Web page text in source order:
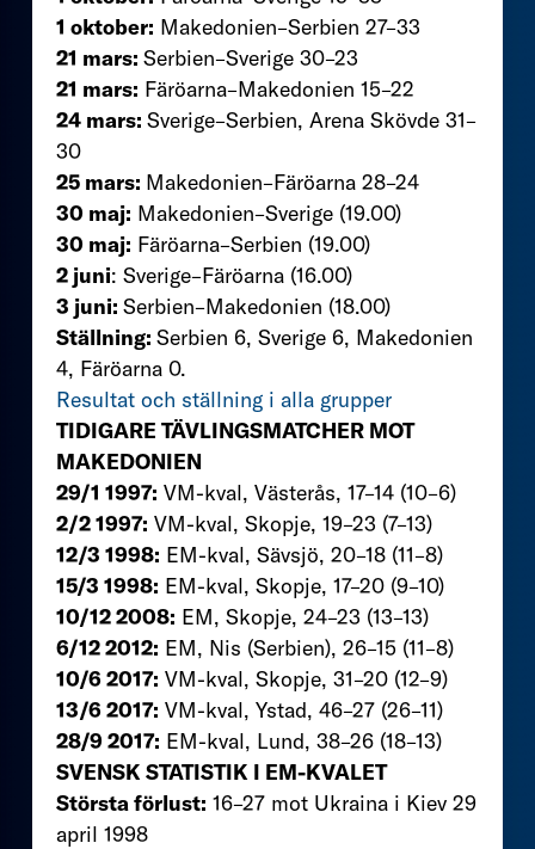
1 oktober: Makedonien–Serbien 27–33
21 mars: Serbien–Sverige 30–23
21 mars: Färöarna–Makedonien 15–22
24 mars: Sverige­–Serbien, Arena Skövde 31–
30
25 mars: Makedonien–Färöarna 28–24
30 maj: Makedonien–Sverige (19.00)
30 maj: Färöarna–Serbien (19.00)
2 juni: Sverige–Färöarna (16.00)
3 juni: Serbien–Makedonien (18.00)
Ställning: Serbien 6, Sverige 6, Makedonien
4, Färöarna 0.
Resultat och ställning i alla grupper
TIDIGARE TÄVLINGSMATCHER MOT
MAKEDONIEN
29/1 1997: VM-kval, Västerås, 17–14 (10–6)
2/2 1997: VM-kval, Skopje, 19–23 (7–13)
12/3 1998: EM-kval, Sävsjö, 20–18 (11–8)
15/3 1998: EM-kval, Skopje, 17–20 (9–10)
10/12 2008: EM, Skopje, 24–23 (13–13)
6/12 2012: EM, Nis (Serbien), 26–15 (11–8)
10/6 2017: VM-kval, Skopje, 31–20 (12–9)
13/6 2017: VM-kval, Ystad, 46–27 (26–11)
28/9 2017: EM-kval, Lund, 38–26 (18–13)
SVENSK STATISTIK I EM-KVALET
Största förlust: 16–27 mot Ukraina i Kiev 29
april 1998